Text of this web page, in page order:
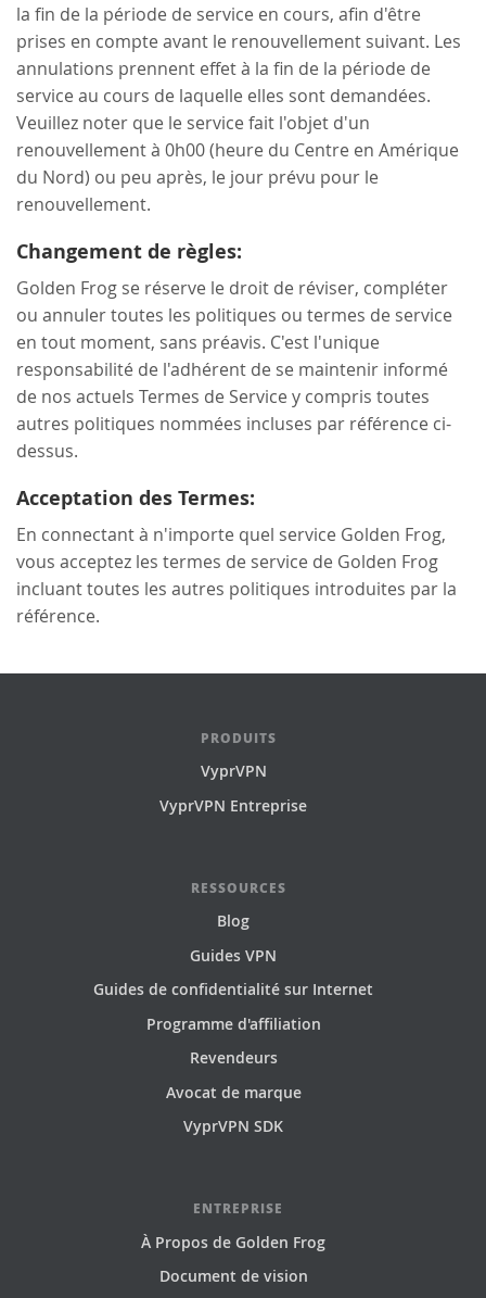
la fin de la période de service en cours, afin d'être
prises en compte avant le renouvellement suivant. Les
annulations prennent effet à la fin de la période de
service au cours de laquelle elles sont demandées.
Veuillez noter que le service fait l'objet d'un
renouvellement à 0h00 (heure du Centre en Amérique
du Nord) ou peu après, le jour prévu pour le
renouvellement.
Changement de règles:
Golden Frog se réserve le droit de réviser, compléter
ou annuler toutes les politiques ou termes de service
en tout moment, sans préavis. C'est l'unique
responsabilité de l'adhérent de se maintenir informé
de nos actuels Termes de Service y compris toutes
autres politiques nommées incluses par référence ci-
dessus.
Acceptation des Termes:
En connectant à n'importe quel service Golden Frog,
vous acceptez les termes de service de Golden Frog
incluant toutes les autres politiques introduites par la
référence.
PRODUITS
VyprVPN
VyprVPN Entreprise
RESSOURCES
Blog
Guides VPN
Guides de confidentialité sur Internet
Programme d'affiliation
Revendeurs
Avocat de marque
VyprVPN SDK
ENTREPRISE
À Propos de Golden Frog
Document de vision